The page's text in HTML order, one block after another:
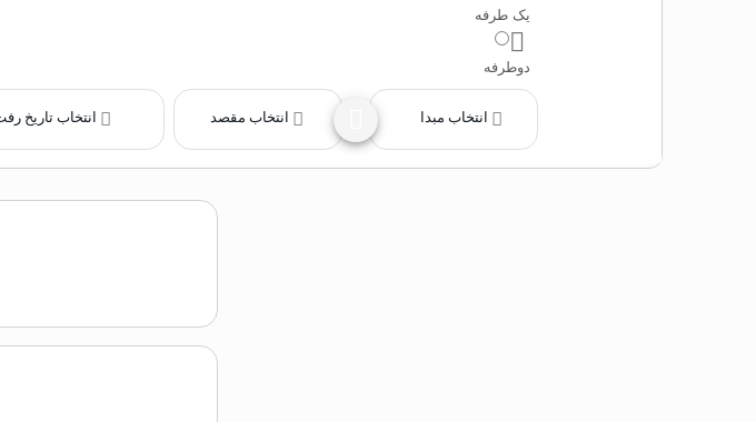
یک طرفه
دوطرفه
انتخاب مبدا انتخاب مقصد